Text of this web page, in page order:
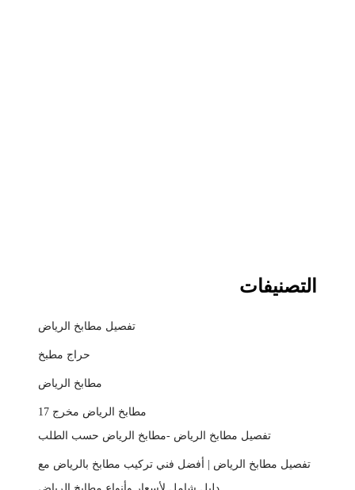
التصنيفات
تفصيل مطابخ الرياض
حراج مطبخ
مطابخ الرياض
مطابخ الرياض مخرج 17
تفصيل مطابخ الرياض -مطابخ الرياض حسب الطلب
تفصيل مطابخ الرياض | أفضل فني تركيب مطابخ بالرياض مع